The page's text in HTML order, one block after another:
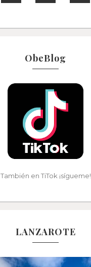
ObeBlog
También en TiTok ¡sígueme!
LANZAROTE